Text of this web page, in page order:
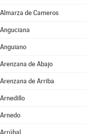
Almarza de Cameros
Anguciana
Anguiano
Arenzana de Abajo
Arenzana de Arriba
Arnedillo
Arnedo
Arrúbal